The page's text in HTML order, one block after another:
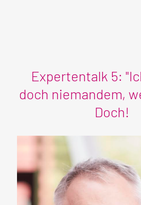
Expertentalk 5:
doch niemandem,
Doch!